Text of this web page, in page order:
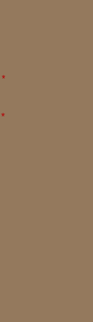
*
*